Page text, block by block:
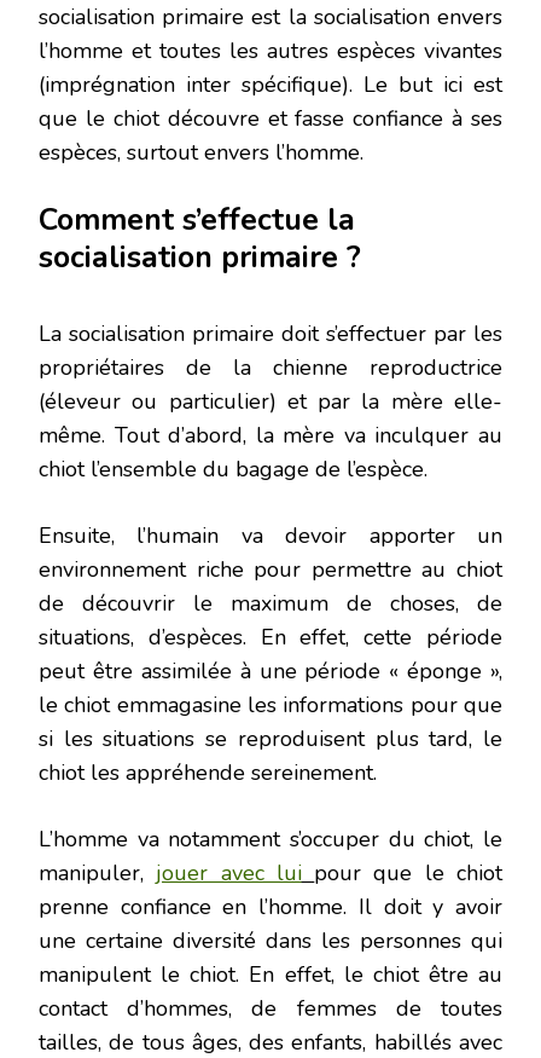
socialisation primaire est la socialisation envers
l’homme et toutes les autres espèces vivantes
(imprégnation inter spécifique). Le but ici est
que le chiot découvre et fasse confiance à ses
espèces, surtout envers l’homme.
Comment s’effectue la
socialisation primaire ?
La socialisation primaire doit s’effectuer par les
propriétaires de la chienne reproductrice
(éleveur ou particulier) et par la mère elle-
même. Tout d’abord, la mère va inculquer au
chiot l’ensemble du bagage de l’espèce.
Ensuite, l’humain va devoir apporter un
environnement riche pour permettre au chiot
de découvrir le maximum de choses, de
situations, d’espèces. En effet, cette période
peut être assimilée à une période « éponge »,
le chiot emmagasine les informations pour que
si les situations se reproduisent plus tard, le
chiot les appréhende sereinement.
L’homme va notamment s’occuper du chiot, le
manipuler, jouer avec lui pour que le chiot
prenne confiance en l’homme. Il doit y avoir
une certaine diversité dans les personnes qui
manipulent le chiot. En effet, le chiot être au
contact d’hommes, de femmes de toutes
tailles, de tous âges, des enfants, habillés avec